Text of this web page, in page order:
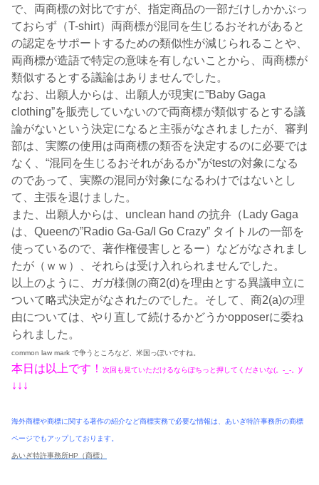
で、両商標の対比ですが、指定商品の一部だけしかかぶっ
ておらず（T-shirt）両商標が混同を生じるおそれがあると
の認定をサポートするための類似性が減じられることや、
両商標が造語で特定の意味を有しないことから、両商標が
類似するとする議論はありませんでした。
なお、出願人からは、出願人が現実に”Baby Gaga
clothing”を販売していないので両商標が類似するとする議
論がないという決定になると主張がなされましたが、審判
部は、実際の使用は両商標の類否を決定するのに必要では
なく、“混同を生じるおそれがあるか”がtestの対象になる
のであって、実際の混同が対象になるわけではないとし
て、主張を退けました。
また、出願人からは、unclean hand の抗弁（Lady Gaga
は、Queenの”Radio Ga-Ga/I Go Crazy” タイトルの一部を
使っているので、著作権侵害しとるー）などがなされまし
たが（ｗｗ）、それらは受け入れられませんでした。
以上のように、ガガ様側の商2(d)を理由とする異議申立に
ついて略式決定がなされたのでした。そして、商2(a)の理
由については、やり直して続けるかどうかopposerに委ね
られました。
common law mark で争うところなど、米国っぽいですね。
本日は以上です！ 次回も見ていただけるならぽちっと押してくださいな(。-_-。)/
↓↓↓
海外商標や商標に関する著作の紹介など商標実務で必要な情報は、あいぎ特許事務所の商標
ページでもアップしております。
あいぎ特許事務所HP（商標）